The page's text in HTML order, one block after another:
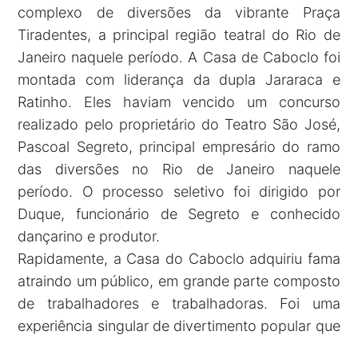
complexo de diversões da vibrante Praça
Tiradentes, a principal região teatral do Rio de
Janeiro naquele período. A Casa de Caboclo foi
montada com liderança da dupla Jararaca e
Ratinho. Eles haviam vencido um concurso
realizado pelo proprietário do Teatro São José,
Pascoal Segreto, principal empresário do ramo
das diversões no Rio de Janeiro naquele
período. O processo seletivo foi dirigido por
Duque, funcionário de Segreto e conhecido
dançarino e produtor.
Rapidamente, a Casa do Caboclo adquiriu fama
atraindo um público, em grande parte composto
de trabalhadores e trabalhadoras. Foi uma
experiência singular de divertimento popular que